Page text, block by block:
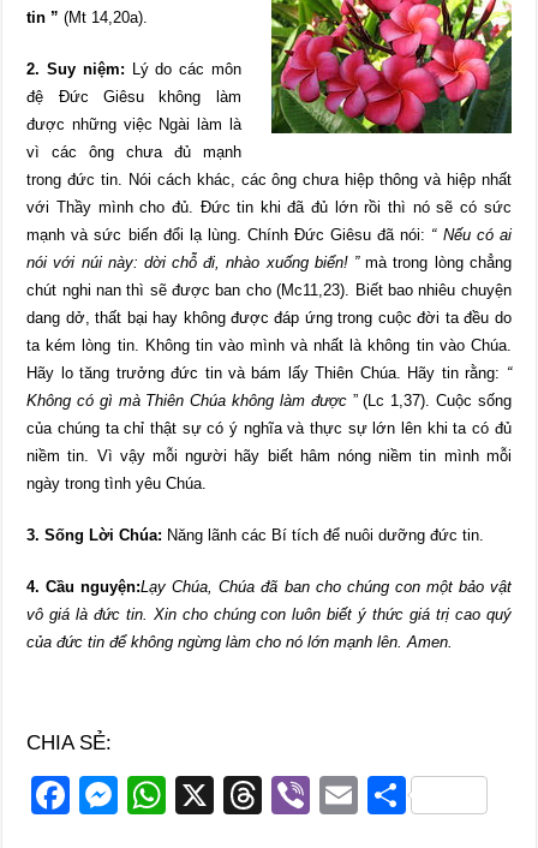
tin ” (Mt 14,20a).
2. Suy niệm: Lý do các môn
đệ Đức Giêsu không làm
được những việc Ngài làm là
vì các ông chưa đủ mạnh
trong đức tin. Nói cách khác, các ông chưa hiệp thông và hiệp nhất
với Thầy mình cho đủ. Đức tin khi đã đủ lớn rồi thì nó sẽ có sức
mạnh và sức biến đổi lạ lùng. Chính Đức Giêsu đã nói: “ Nếu có ai
nói với núi này: dời chỗ đi, nhào xuống biển! ”mà trong lòng chẳng
chút nghi nan thì sẽ được ban cho (Mc11,23). Biết bao nhiêu chuyện
dang dở, thất bại hay không được đáp ứng trong cuộc đời ta đều do
ta kém lòng tin. Không tin vào mình và nhất là không tin vào Chúa.
Hãy lo tăng trưởng đức tin và bám lấy Thiên Chúa. Hãy tin rằng: “
Không có gì mà Thiên Chúa không làm được” (Lc 1,37). Cuộc sống
của chúng ta chỉ thật sự có ý nghĩa và thực sự lớn lên khi ta có đủ
niềm tin. Vì vậy mỗi người hãy biết hâm nóng niềm tin mình mỗi
ngày trong tình yêu Chúa.
3. Sống Lời Chúa: Năng lãnh các Bí tích để nuôi dưỡng đức tin.
4. Cầu nguyện:Lạy Chúa, Chúa đã ban cho chúng con một bảo vật
vô giá là đức tin. Xin cho chúng con luôn biết ý thức giá trị cao quý
của đức tin để không ngừng làm cho nó lớn mạnh lên. Amen.
CHIA SẺ:
F
M
W
X
T
Vi
E S